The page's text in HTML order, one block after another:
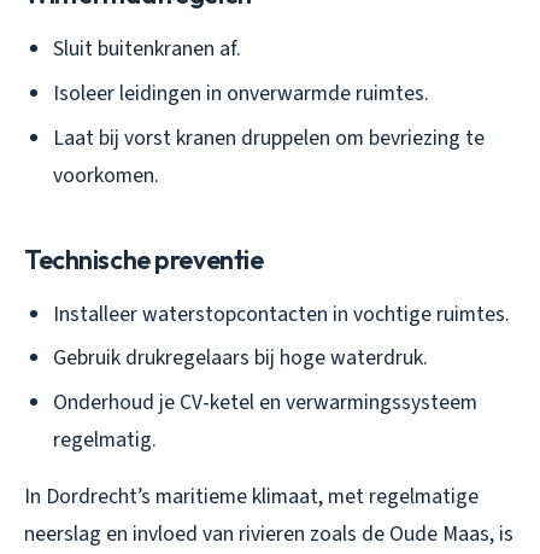
Sluit buitenkranen af.
Isoleer leidingen in onverwarmde ruimtes.
Laat bij vorst kranen druppelen om bevriezing te
voorkomen.
Technische preventie
Installeer waterstopcontacten in vochtige ruimtes.
Gebruik drukregelaars bij hoge waterdruk.
Onderhoud je CV-ketel en verwarmingssysteem
regelmatig.
In Dordrecht’s maritieme klimaat, met regelmatige
neerslag en invloed van rivieren zoals de Oude Maas, is